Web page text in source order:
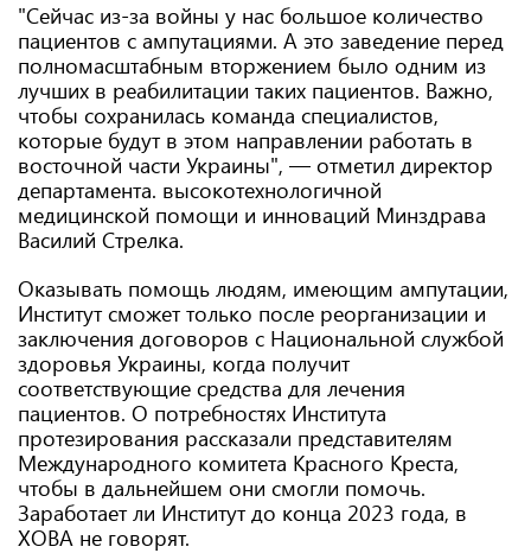
"Сейчас из-за войны у нас большое количество
пациентов с ампутациями. А это заведение перед
полномасштабным вторжением было одним из
лучших в реабилитации таких пациентов. Важно,
чтобы сохранилась команда специалистов,
которые будут в этом направлении работать в
восточной части Украины", — отметил директор
департамента. высокотехнологичной
медицинской помощи и инноваций Минздрава
Василий Стрелка.
Оказывать помощь людям, имеющим ампутации,
Институт сможет только после реорганизации и
заключения договоров с Национальной службой
здоровья Украины, когда получит
соответствующие средства для лечения
пациентов. О потребностях Института
протезирования рассказали представителям
Международного комитета Красного Креста,
чтобы в дальнейшем они смогли помочь.
Заработает ли Институт до конца 2023 года, в
ХОВА не говорят.